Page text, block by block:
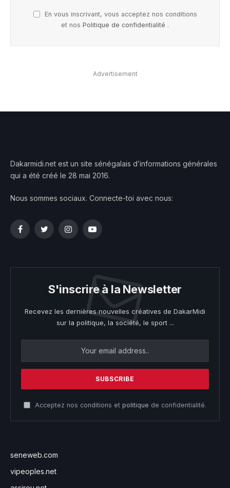
En vous inscrivant, vous acceptez nos conditions
et nos Politique de confidentialité .
Advertisement
Dakarmidi.net est un site sénégalais d’informations générales
qui a été créé le 28 mai 2016.
Nous sommes sociaux. Connecte-toi avec nous:
FacebookTwitterInstagramYouTube
S'inscrire à la Newsletter
Recevez les dernières nouvelles créatives de DakarMidi
sur la politique, la société, le sport ...
Acceptez nos conditions et politique de confidentialité.
seneweb.com
vipeoples.net